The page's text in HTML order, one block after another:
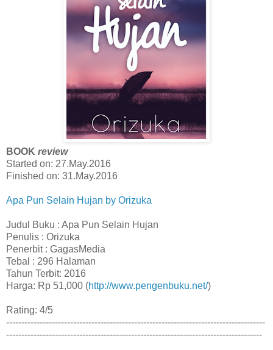
BOOK review
Started on: 27.May.2016
Finished on: 31.May.2016
Apa Pun Selain Hujan by Orizuka
Judul Buku : Apa Pun Selain Hujan
Penulis : Orizuka
Penerbit : GagasMedia
Tebal : 296 Halaman
Tahun Terbit: 2016
Harga: Rp 51,000 (http://www.pengenbuku.net/)
Rating: 4/5
-------------------------------------------------------------------------------------
------------------------------------------------------------------------------------